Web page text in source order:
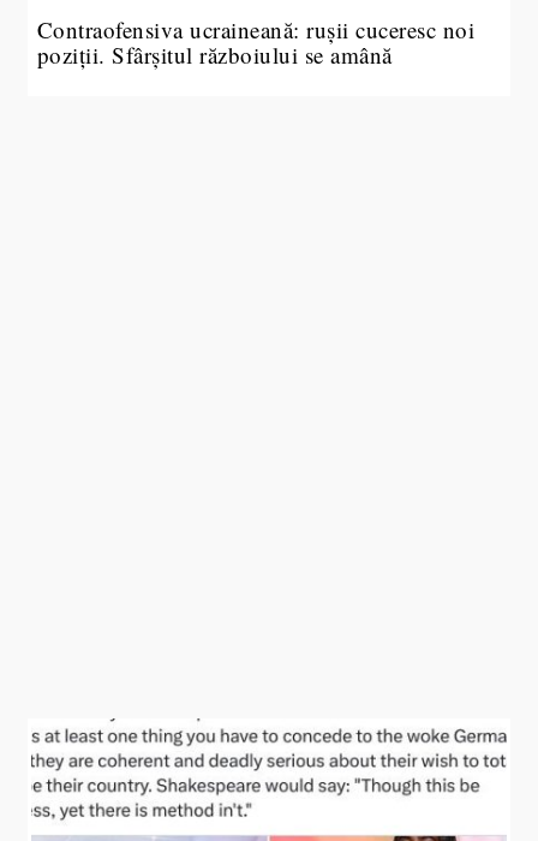
Contraofensiva ucraineană: rușii cuceresc noi
poziții. Sfârșitul războiului se amână